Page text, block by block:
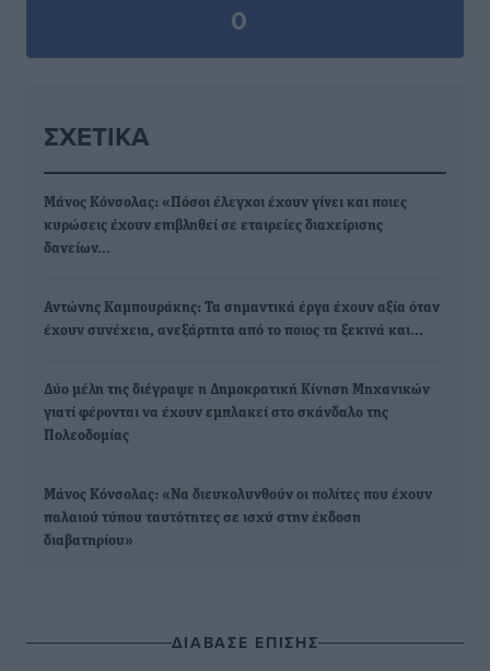
0
ΣΧΕΤΙΚΆ
Mάνος Κόνσολας: «Πόσοι έλεγχοι έχουν γίνει και ποιες
κυρώσεις έχουν επιβληθεί σε εταιρείες διαχείρισης
δανείων…
Αντώνης Καμπουράκης: Τα σημαντικά έργα έχουν αξία όταν
έχουν συνέχεια, ανεξάρτητα από το ποιος τα ξεκινά και…
Δύο μέλη της διέγραψε η Δημοκρατική Κίνηση Μηχανικών
γιατί φέρονται να έχουν εμπλακεί στο σκάνδαλο της
Πολεοδομίας
Μάνος Κόνσολας: «Να διευκολυνθούν οι πολίτες που έχουν
παλαιού τύπου ταυτότητες σε ισχύ στην έκδοση
διαβατηρίου»
ΔΙΑΒΑΣΕ ΕΠΙΣΗΣ